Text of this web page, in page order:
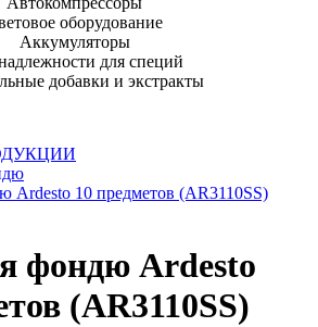
оборудование
Аккумуляторы
для специй
добавки и экстракты
Ardesto 10 предметов (AR3110SS)
фондю Ardesto
(AR3110SS)